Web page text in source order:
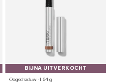
BIJNA UITVERKOCHT
Oogschaduw ⋅ 1.64 g